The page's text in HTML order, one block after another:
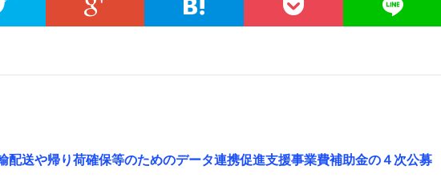
配送や帰り荷確保等のためのデータ連携促進支援事業費補助金の４次公募